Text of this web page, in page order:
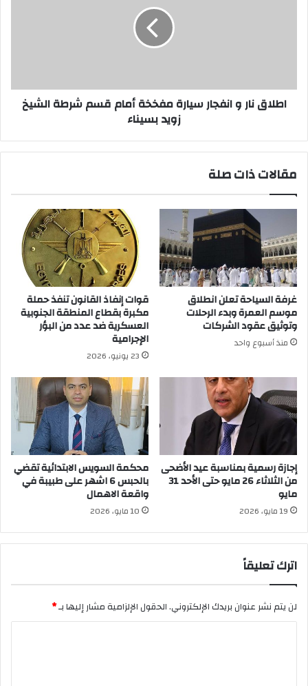
شرطة
الشيخ
اطلاق نار و انفجار سيارة مفخخة أمام قسم شرطة الشيخ
زويد بسيناء
مقالات ذات صلة
غرفة السياحة تعلن انطلاق
موسم العمرة وبدء الرحلات
وتوثيق عقود الشركات
منذ أسبوع واحد
قوات إنفاذ القانون تنفذ حملة
مكبرة بقطاع المنطقة الجنوبية
العسكرية ضد عدد من البؤر
الإجرامية
23 يونيو، 2026
إجازة رسمية بمناسبة عيد الأضحى
من الثلاثاء 26 مايو حتى الأحد 31
مايو
19 مايو، 2026
محكمة السويس الابتدائية تقضي
بالحبس 6 اشهر على طبيبة في
واقعة الاهمال
10 مايو، 2026
اترك تعليقاً
لن يتم نشر عنوان بريدك الإلكتروني.الحقول الإلزامية مشار إليها بـ*